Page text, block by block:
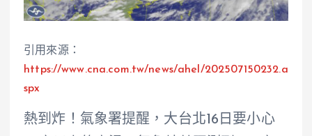
引用來源：
https://www.cna.com.tw/news/ahel/202507150232.a
spx
熱到炸！氣象署提醒，大台北16日要小心